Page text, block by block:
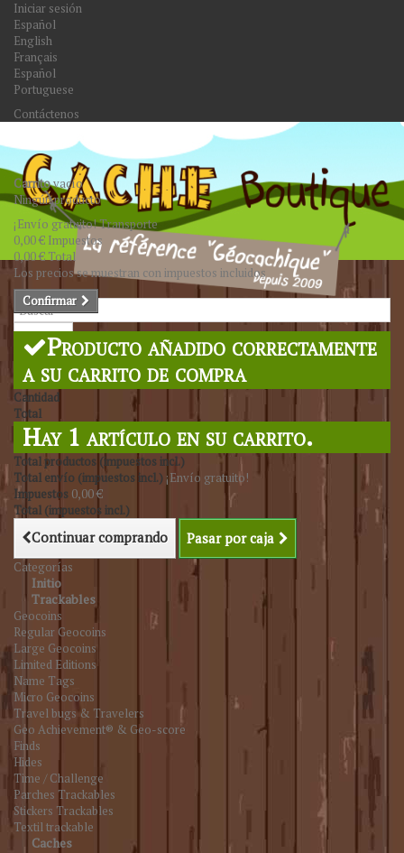
Iniciar sesión
Español
English
Français
Español
Portuguese
Contáctenos
Buscar
Carritovacío
Ningún producto
¡Envío gratuito!Transporte
0,00 € Impuestos
0,00 €Total
Los precios se muestran con impuestos incluidos
Confirmar
Producto añadido correctamente
a su carrito de compra
Cantidad
Total
Hay 1 artículo en su carrito.
Total productos (impuestos incl.)
Total envío (impuestos incl.) ¡Envío gratuito!
Impuestos 0,00 €
Total (impuestos incl.)
Continuar comprando Pasar por caja
Categorías
Initio
Trackables
Geocoins
Regular Geocoins
Large Geocoins
Limited Editions
Name Tags
Micro Geocoins
Travel bugs & Travelers
Geo Achievement® & Geo-score
Finds
Hides
Time / Challenge
Parches Trackables
Stickers Trackables
Textil trackable
Caches